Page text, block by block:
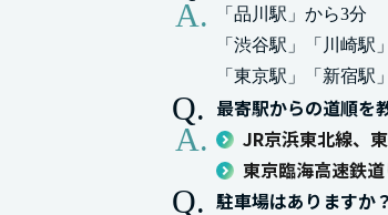
「品川駅」から3分
「渋谷駅」「川崎駅
「東京駅」「新宿駅
最寄駅からの道順を
JR京浜東北線、
東京臨海高速鉄
駐車場はありますか？